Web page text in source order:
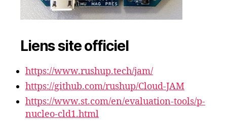
Liens site officiel
https://www.rushup.tech/jam/
https://github.com/rushup/Cloud-JAM
https://www.st.com/en/evaluation-tools/p-
nucleo-cld1.html